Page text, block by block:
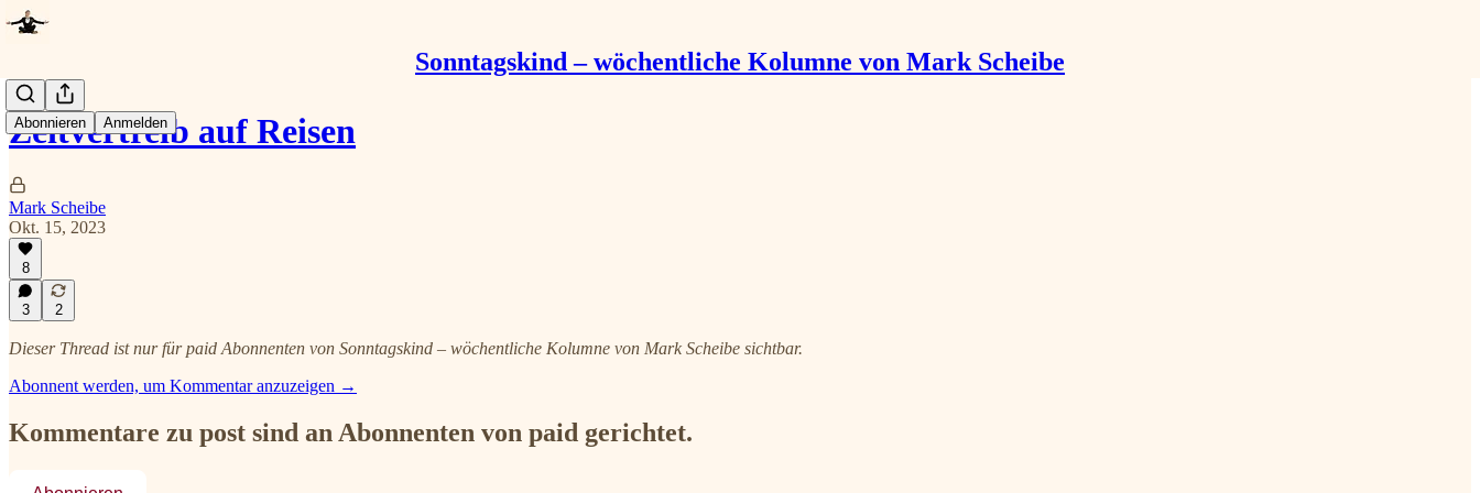
Sonntagskind – wöchentliche Kolumne von Mark Scheibe
Abonnieren Anmelden
Zeitvertreib auf Reisen
Mark Scheibe
Okt. 15, 2023
8
3 2
Dieser Thread ist nur für paid Abonnenten von Sonntagskind – wöchentliche Kolumne von Mark Scheibe sichtbar.
Abonnent werden, um Kommentar anzuzeigen →
Kommentare zu post sind an Abonnenten von paid gerichtet.